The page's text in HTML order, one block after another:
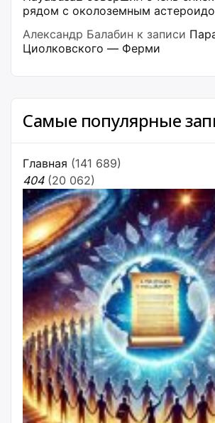
рядом с околоземным
Александр Балабин к записи
Циолковского — Ферми
Самые популярные
Главная (141 689)
404 (20 062)